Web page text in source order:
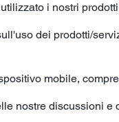
i nostri
dei prodotti/
mobile,
nostre discussioni e